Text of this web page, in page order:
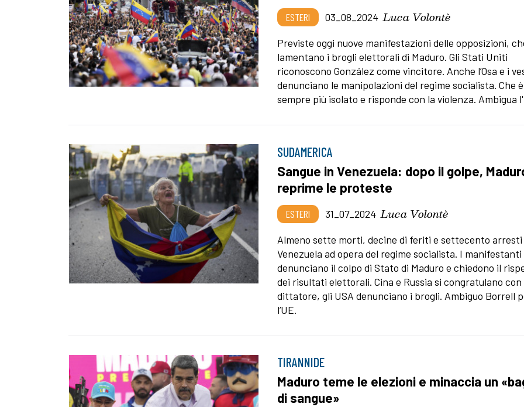
ESTERI 03_08_2024 Luca Volontè
Previste oggi nuove manifestazioni delle opposizioni,
lamentano i brogli elettorali di Maduro. Gli Stati Uniti
riconoscono González come vincitore. Anche l’Osa e i
denunciano le manipolazioni del regime socialista. Che è
sempre più isolato e risponde con la violenza. Ambigua
SUDAMERICA
Sangue in Venezuela: dopo il golpe,
reprime le proteste
ESTERI 31_07_2024 Luca Volontè
Almeno sette morti, decine di feriti e settecento arresti
Venezuela ad opera del regime socialista. I manifestanti
denunciano il colpo di Stato di Maduro e chiedono il
dei risultati elettorali. Cina e Russia si congratulano con
dittatore, gli USA denunciano i brogli. Ambiguo Borrell
l’UE.
TIRANNIDE
Maduro teme le elezioni e minaccia un
di sangue»